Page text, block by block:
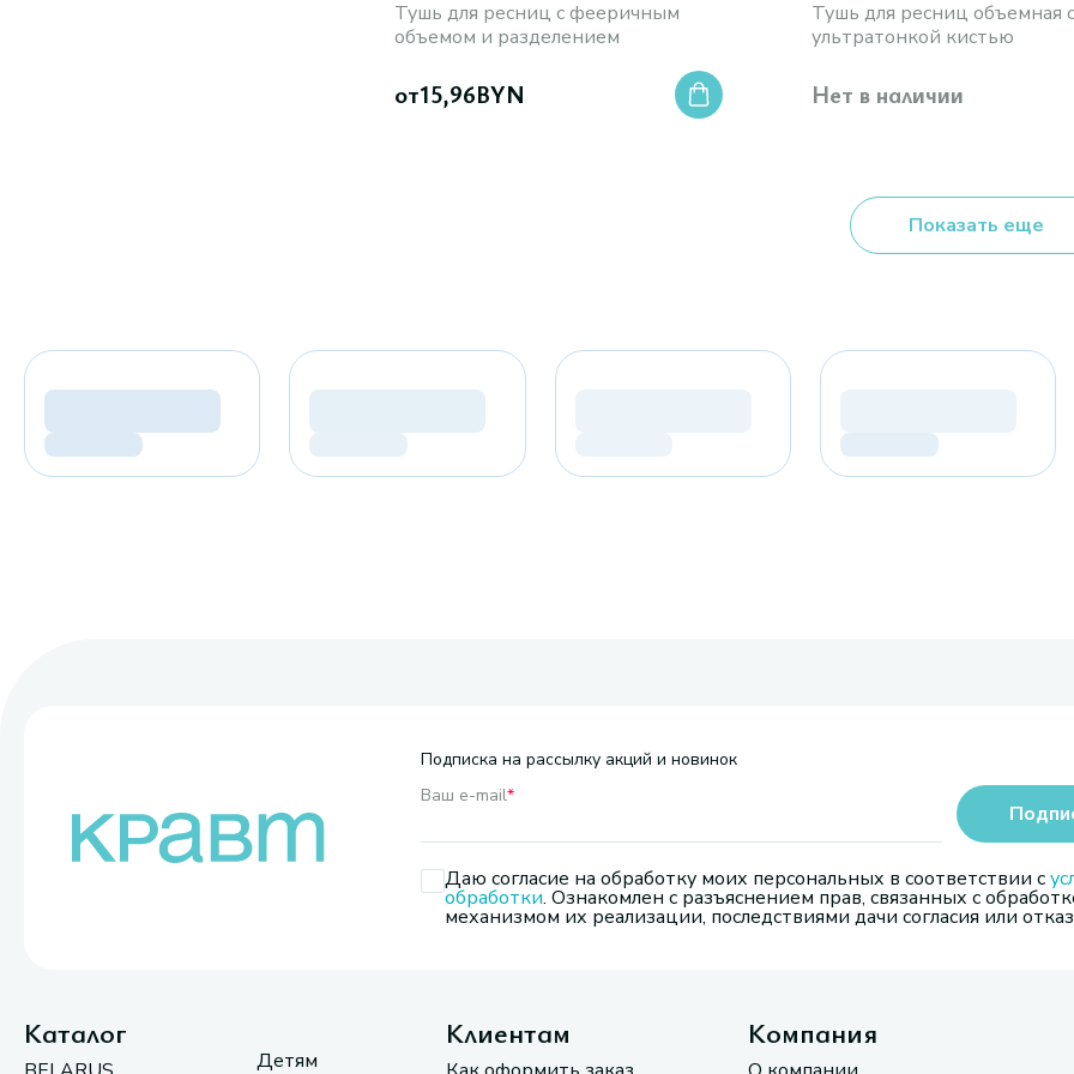
Тушь для ресниц с фееричным
объемом и разделением
от15,96BYN
Тушь для ресниц объемная с
ультратонкой кистью
Нет в наличии
Показать еще
Подписка на рассылку акций и новинок
Ваш e-mail*
Даю согласие на обработку моих персональных в соответствии с
обработки. Ознакомлен с разъяснением прав, связанных с
механизмом их реализации, последствиями дачи согласия или
Каталог
Детям
Клиентам Компания